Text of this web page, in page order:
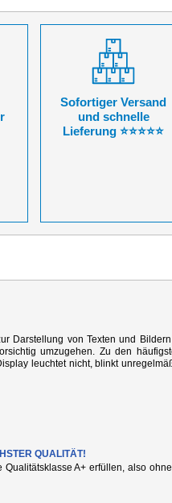
Sofortiger Versand
und schnelle
Lieferung ⭐⭐⭐⭐⭐
Darstellung von Texten und
umzugehen. Zu den
leuchtet nicht, blinkt
QUALITÄT!
A+ erfüllen, also